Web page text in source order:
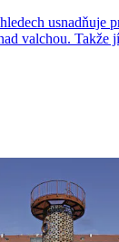
usnadňuje
valchou. Takže